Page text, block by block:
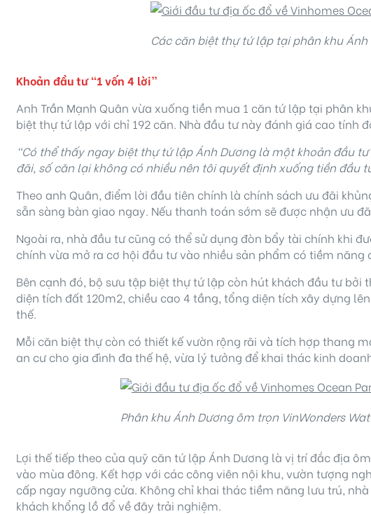
Các căn biệt thựtứ lậptại phân khu Ánh
Khoản đầu tư “1 vốn 4 lời”
Anh Trần Mạnh Quân vừa xuống tiền mua 1 căn tứ lập tại phân
biệt thự tứ lập với chỉ 192 căn. Nhà đầu tư này đánh giá cao tính
“Có thể thấy ngay biệt thự tứ lập Ánh Dương là một khoản đầu
đãi, số căn lại không có nhiềunên tôi quyết định xuống tiền đầu
Theo anh Quân, điểm lời đầu tiên chính là chính sách ưu đãi
sẵn sàng bàn giao ngay. Nếu thanh toán sớm sẽ được nhận ưu
Ngoài ra, nhà đầu tư cũng có thể sử dụng đòn bẩy tài chính khi
chính vừa mở ra cơ hội đầu tư vào nhiều sản phẩm có tiềm năng
Bên cạnh đó, bộ sưu tập biệt thự tứ lập còn hút khách đầu tư
diện tích đất 120m2, chiều cao 4 tầng, tổng diện tích xây dựng
thế.
Mỗi căn biệt thự còn có thiết kế vườn rộng rãi và tích hợp thang
an cư cho gia đình đa thế hệ, vừa lý tưởng để khai thác kinh
Phân khu Ánh Dương ôm trọn VinWonders
Lợi thế tiếp theo của quỹ căn tứ lập Ánh Dương là vị trí đắc địa
vào mùa đông. Kết hợp với các công viên nội khu, vườn tượng
cấp ngay ngưỡng cửa. Không chỉ khai thác tiềm năng lưu trú,
khách khổng lồ đổ về đây trải nghiệm.